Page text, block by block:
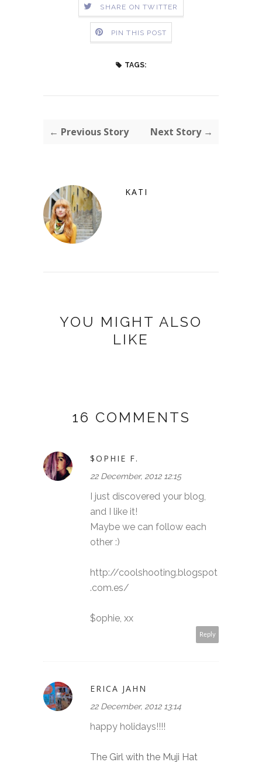
SHARE ON TWITTER
PIN THIS POST
TAGS:
← Previous Story Next Story →
KATI
YOU MIGHT ALSO
LIKE
16 COMMENTS
$OPHIE F.
22 December, 2012 12:15
I just discovered your blog,
and I like it!
Maybe we can follow each
other :)
http://coolshooting.blogspot
.com.es/
$ophie, xx
Reply
ERICA JAHN
22 December, 2012 13:14
happy holidays!!!!
The Girl with the Muji Hat